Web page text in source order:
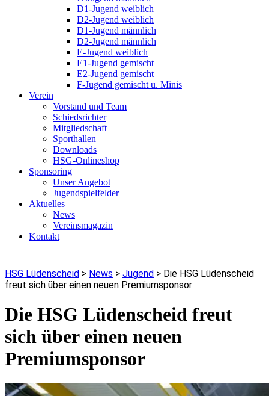
D1-Jugend weiblich
D2-Jugend weiblich
D1-Jugend männlich
D2-Jugend männlich
E-Jugend weiblich
E1-Jugend gemischt
E2-Jugend gemischt
F-Jugend gemischt u. Minis
Verein
Vorstand und Team
Schiedsrichter
Mitgliedschaft
Sporthallen
Downloads
HSG-Onlineshop
Sponsoring
Unser Angebot
Jugendspielfelder
Aktuelles
News
Vereinsmagazin
Kontakt
HSG Lüdenscheid > News > Jugend > Die HSG Lüdenscheid
freut sich über einen neuen Premiumsponsor
Die HSG Lüdenscheid freut
sich über einen neuen
Premiumsponsor